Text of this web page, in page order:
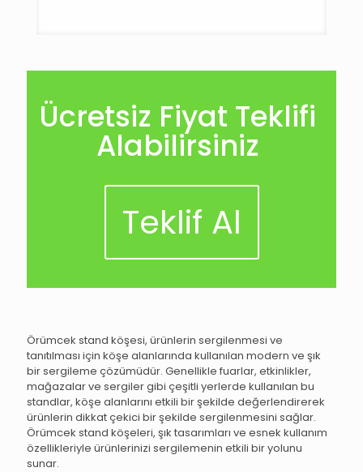
Ücretsiz Fiyat Teklifi
Alabilirsiniz
Teklif Al
Örümcek stand köşesi, ürünlerin sergilenmesi ve
tanıtılması için köşe alanlarında kullanılan modern ve şık
bir sergileme çözümüdür. Genellikle fuarlar, etkinlikler,
mağazalar ve sergiler gibi çeşitli yerlerde kullanılan bu
standlar, köşe alanlarını etkili bir şekilde değerlendirerek
ürünlerin dikkat çekici bir şekilde sergilenmesini sağlar.
Örümcek stand köşeleri, şık tasarımları ve esnek kullanım
özellikleriyle ürünlerinizi sergilemenin etkili bir yolunu
sunar.